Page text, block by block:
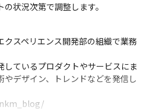
状況次第で調整します。
クスペリエンス開発部の組織で業務
ているプロダクトやサービスにま
デザイン、トレンドなどを発信し